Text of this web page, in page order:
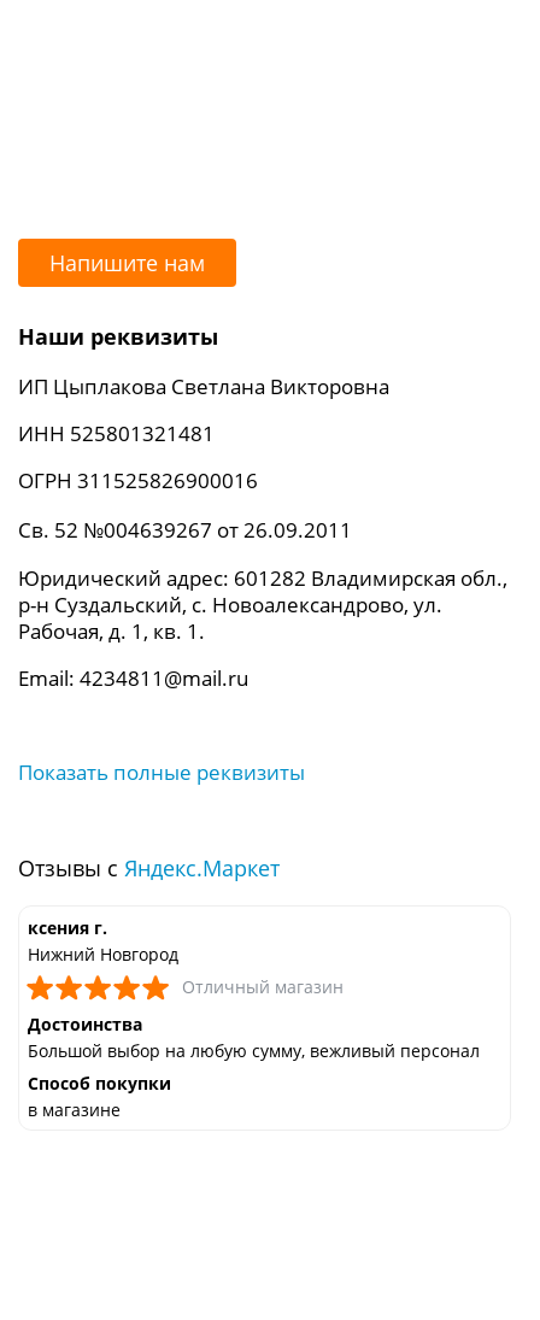
Напишите нам
Наши реквизиты
ИП Цыплакова Светлана Викторовна
ИНН 525801321481
ОГРН 311525826900016
Св. 52 №004639267 от 26.09.2011
Юридический адрес: 601282 Владимирская обл.,
р-н Суздальский, с. Новоалександрово, ул.
Рабочая, д. 1, кв. 1.
Email: 4234811@mail.ru
Показать полные реквизиты
Отзывы с Яндекс.Маркет
ксения г.
Нижний Новгород
Отличный магазин
Достоинства
Большой выбор на любую сумму, вежливый персонал
Способ покупки
в магазине